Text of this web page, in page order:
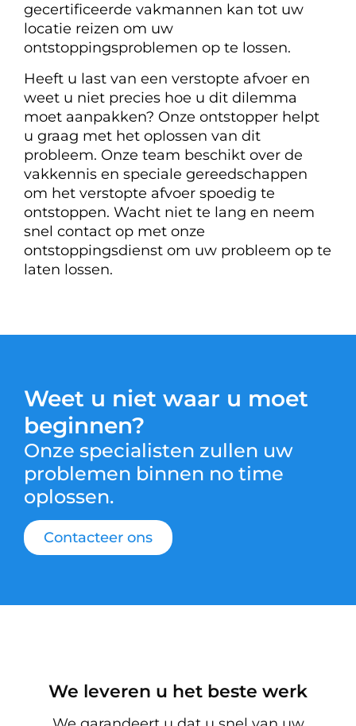
gecertificeerde vakmannen kan tot uw
locatie reizen om uw
ontstoppingsproblemen op te lossen.
Heeft u last van een verstopte afvoer en
weet u niet precies hoe u dit dilemma
moet aanpakken? Onze ontstopper helpt
u graag met het oplossen van dit
probleem. Onze team beschikt over de
vakkennis en speciale gereedschappen
om het verstopte afvoer spoedig te
ontstoppen. Wacht niet te lang en neem
snel contact op met onze
ontstoppingsdienst om uw probleem op te
laten lossen.
Weet u niet waar u moet
beginnen?
Onze specialisten zullen uw
problemen binnen no time
oplossen.
Contacteer ons
We leveren u het beste werk